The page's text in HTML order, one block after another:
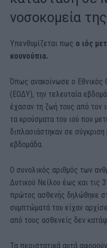
νοσοκομεία
Υπενθυμίζεται πως ο ιός
κουνούπια.
Όπως ανακοίνωσε ο Εθνικός
(ΕΟΔΥ), την τελευταία
έχασαν τη ζωή τους από τον
τα κρούσματα του ιού που
διπλασιάστηκαν σε
εβδομάδα.
Ο συνολικός αριθμός των
Δυτικού Νείλου έως και τις
πρώτος ασθενής δηλώθηκε
συμπτώματά του είχαν
από τους ασθενείς δεν
Τα περιστατικά αυτά